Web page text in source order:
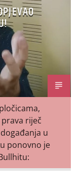
riječ
u
ponovno je